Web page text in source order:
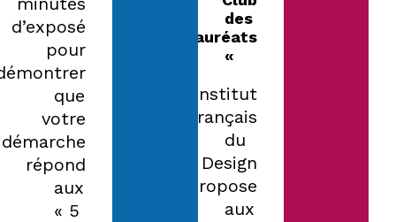
des
lauréats
»
L’Institut
Français
du
Design
propose
aux
d’exposé
pour
que
votre
démarche
répond
aux
« 5